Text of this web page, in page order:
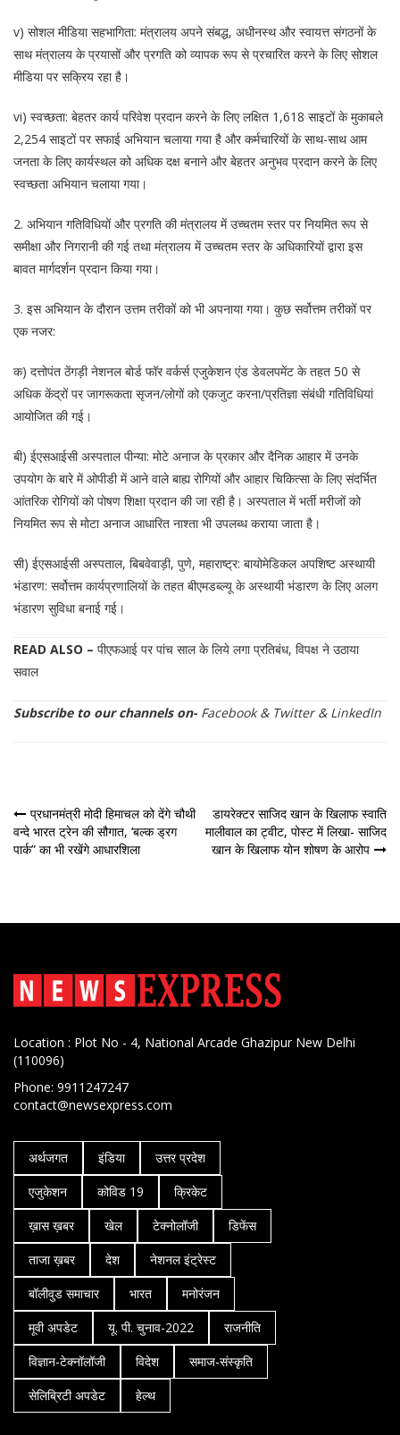
v) सोशल मीडिया सहभागिता: मंत्रालय अपने संबद्ध, अधीनस्थ और स्वायत्त संगठनों के
साथ मंत्रालय के प्रयासों और प्रगति को व्यापक रूप से प्रचारित करने के लिए सोशल
मीडिया पर सक्रिय रहा है।
vi) स्वच्छता: बेहतर कार्य परिवेश प्रदान करने के लिए लक्षित 1,618 साइटों के मुकाबले
2,254 साइटों पर सफाई अभियान चलाया गया है और कर्मचारियों के साथ-साथ आम
जनता के लिए कार्यस्थल को अधिक दक्ष बनाने और बेहतर अनुभव प्रदान करने के लिए
स्वच्छता अभियान चलाया गया।
2. अभियान गतिविधियों और प्रगति की मंत्रालय में उच्चतम स्तर पर नियमित रूप से
समीक्षा और निगरानी की गई तथा मंत्रालय में उच्चतम स्तर के अधिकारियों द्वारा इस
बावत मार्गदर्शन प्रदान किया गया।
3. इस अभियान के दौरान उत्तम तरीकों को भी अपनाया गया। कुछ सर्वोत्तम तरीकों पर
एक नजर:
क) दत्तोपंत ठेंगड़ी नेशनल बोर्ड फॉर वर्कर्स एजुकेशन एंड डेवलपमेंट के तहत 50 से
अधिक केंद्रों पर जागरूकता सृजन/लोगों को एकजुट करना/प्रतिज्ञा संबंधी गतिविधियां
आयोजित की गई।
बी) ईएसआईसी अस्पताल पीन्या: मोटे अनाज के प्रकार और दैनिक आहार में उनके
उपयोग के बारे में ओपीडी में आने वाले बाह्य रोगियों और आहार चिकित्सा के लिए संदर्भित
आंतरिक रोगियों को पोषण शिक्षा प्रदान की जा रही है। अस्पताल में भर्ती मरीजों को
नियमित रूप से मोटा अनाज आधारित नाश्ता भी उपलब्ध कराया जाता है।
सी) ईएसआईसी अस्पताल, बिबवेवाड़ी, पुणे, महाराष्ट्र: बायोमेडिकल अपशिष्ट अस्थायी
भंडारण: सर्वोत्तम कार्यप्रणालियों के तहत बीएमडब्ल्यू के अस्थायी भंडारण के लिए अलग
भंडारण सुविधा बनाई गई।
READ ALSO – पीएफआई पर पांच साल के लिये लगा प्रतिबंध, विपक्ष ने उठाया
सवाल
Subscribe to our channels on- Facebook& Twitter& LinkedIn
पोस्ट
नेविगेशन
प्रधानमंत्री मोदी हिमाचल को देंगे चौथी
वन्दे भारत ट्रेन की सौगात, ‘बल्क ड्रग
पार्क” का भी रखेंगे आधारशिला
डायरेक्टर साजिद खान के खिलाफ स्वाति
मालीवाल का ट्वीट, पोस्ट में लिखा- साजिद
खान के खिलाफ योन शोषण के आरोप
Location : Plot No - 4, National Arcade Ghazipur New Delhi
(110096)
Phone: 9911247247
contact@newsexpress.com
अर्थजगत इंडिया
उत्तर प्रदेश
एजुकेशन
कोविड 19
क्रिकेट
ख़ास ख़बर
खेल टेक्नोलॉजी
डिफेंस
ताजा ख़बर
देश
नेशनल इंट्रेस्ट
बॉलीवुड समाचार
भारत
मनोरंजन
मूवी अपडेट
यू. पी. चुनाव-2022
राजनीति
विज्ञान-टेक्नॉलॉजी
विदेश
समाज-संस्कृति
सेलिब्रिटी अपडेट
हेल्थ